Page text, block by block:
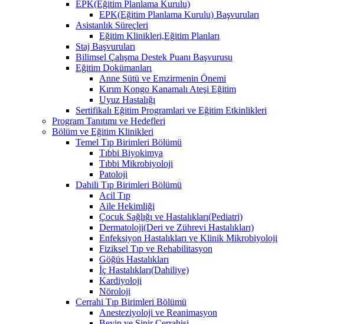
EPK(Eğitim Planlama Kurulu)
EPK(Eğitim Planlama Kurulu) Başvuruları
Asistanlık Süreçleri
Eğitim Klinikleri,Eğitim Planları
Staj Başvuruları
Bilimsel Çalışma Destek Puanı Başvurusu
Eğitim Dokümanları
​Anne Sütü ve Emzirmenin Önemi
Kırım Kongo Kanamalı Ateşi Eğitim
Uyuz Hastalığı
Sertifikalı Eğitim Programlari ve Eğitim Etkinlikleri
Program Tanıtımı ve Hedefleri
Bölüm ve Eğitim Klinikleri
Temel Tıp Birimleri Bölümü
Tıbbi Biyokimya
Tıbbi Mikrobiyoloji
Patoloji
Dahili Tıp Birimleri Bölümü
Acil Tıp
Aile Hekimliği
Çocuk Sağlığı ve Hastalıkları(Pediatri)
Dermatoloji(Deri ve Zührevi Hastalıkları)
Enfeksiyon Hastalıkları ve Klinik Mikrobiyoloji
Fiziksel Tıp ve Rehabilitasyon
Göğüs Hastalıkları
İç Hastalıkları(Dahiliye)
Kardiyoloji
Nöroloji
Cerrahi Tıp Birimleri Bölümü
Anesteziyoloji ve Reanimasyon